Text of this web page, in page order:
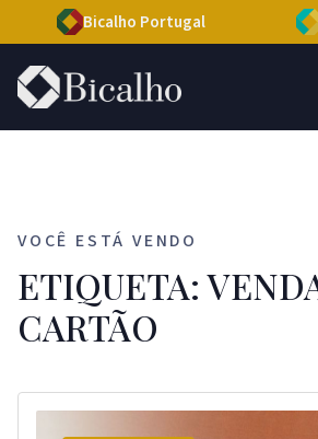
Bicalho Portugal
VOCÊ ESTÁ VENDO
ETIQUETA:
CARTÃO